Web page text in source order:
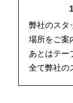
弊社のスタ
場所をご案
あとはテー
全て弊社の